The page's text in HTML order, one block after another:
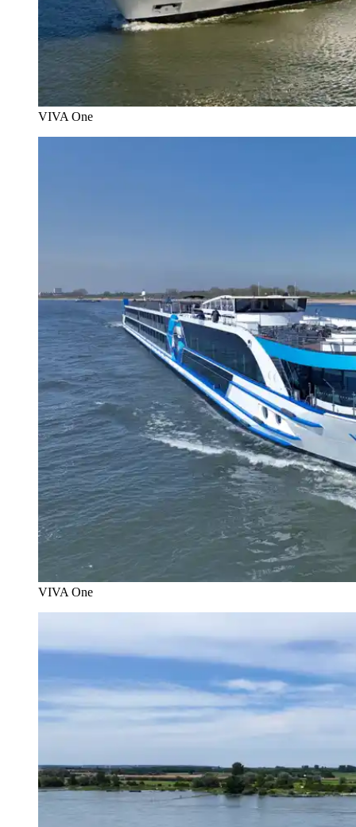
VIVA One
VIVA One